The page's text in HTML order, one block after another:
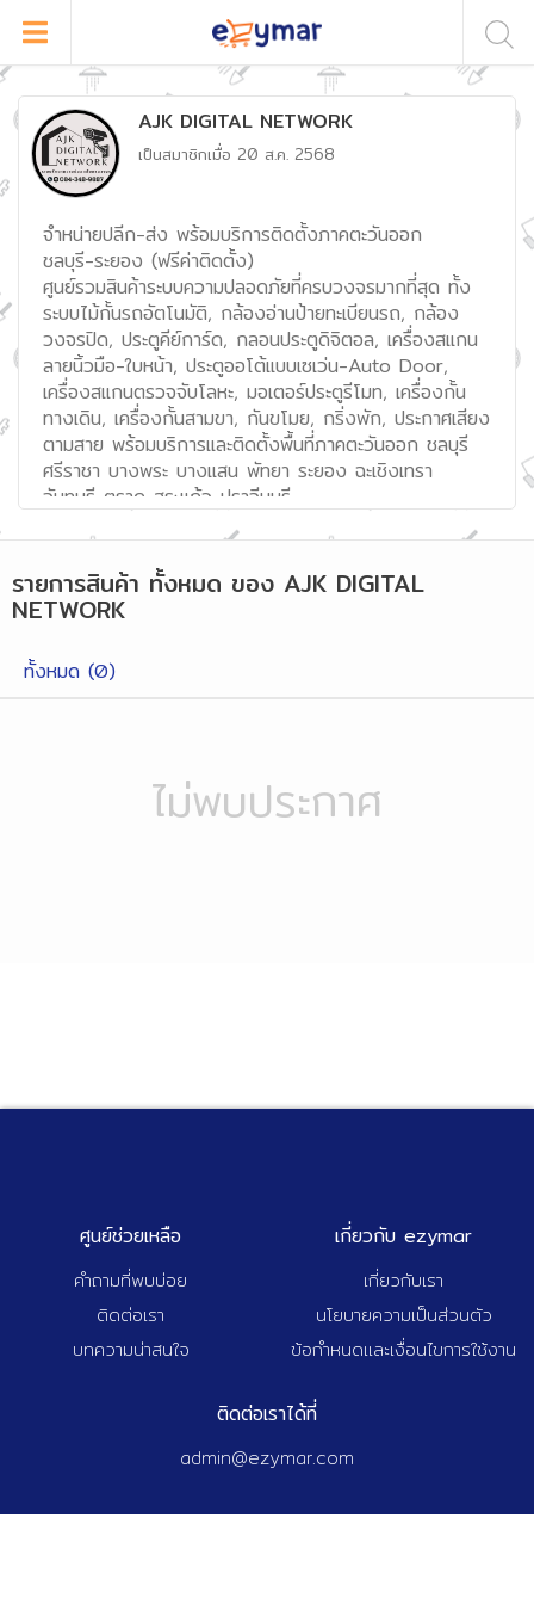
AJK DIGITAL NETWORK
เป็นสมาชิกเมื่อ 20 ส.ค. 2568
จำหน่ายปลีก-ส่ง พร้อมบริการติดตั้งภาคตะวันออก
ชลบุรี-ระยอง (ฟรีค่าติดตั้ง)
ศูนย์รวมสินค้าระบบความปลอดภัยที่ครบวงจรมากที่สุด ทั้ง
ระบบไม้กั้นรถอัตโนมัติ, กล้องอ่านป้ายทะเบียนรถ, กล้อง
วงจรปิด, ประตูคีย์การ์ด, กลอนประตูดิจิตอล, เครื่องสแกน
ลายนิ้วมือ-ใบหน้า, ประตูออโต้แบบเซเว่น-Auto Door,
เครื่องสแกนตรวจจับโลหะ, มอเตอร์ประตูรีโมท, เครื่องกั้น
ทางเดิน, เครื่องกั้นสามขา, กันขโมย, กริ่งพัก, ประกาศเสียง
ตามสาย พร้อมบริการและติดตั้งพื้นที่ภาคตะวันออก ชลบุรี
ศรีราชา บางพระ บางแสน พัทยา ระยอง ฉะเชิงเทรา
จันทบุรี ตราด สระแก้ว ปราจีนบุรี
รายการสินค้า ทั้งหมด ของ AJK DIGITAL
NETWORK
ทั้งหมด (0)
ไม่พบประกาศ
ศูนย์ช่วยเหลือ
คำถามที่พบบ่อย
ติดต่อเรา
บทความน่าสนใจ
เกี่ยวกับ ezymar
เกี่ยวกับเรา
นโยบายความเป็นส่วนตัว
ข้อกำหนดและเงื่อนไขการใช้งาน
ติดต่อเราได้ที่
admin@ezymar.com